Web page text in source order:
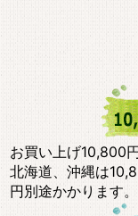
お買い上げ10,800
北海道、沖縄は
円別途かかります。